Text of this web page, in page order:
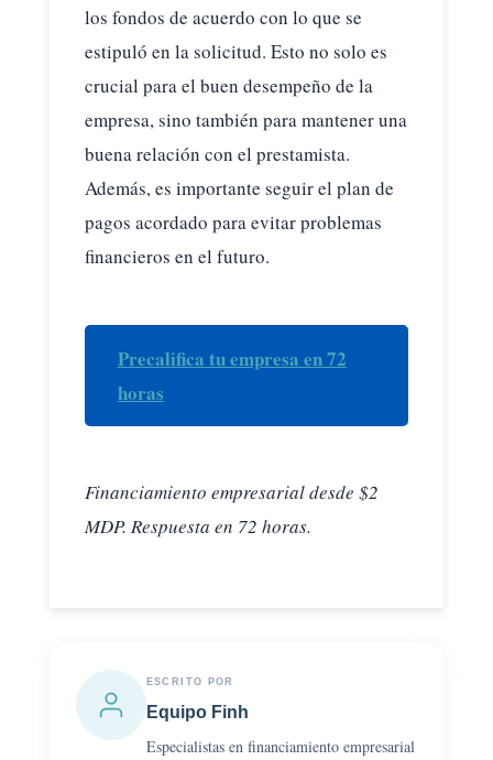
los fondos de acuerdo con lo que se
estipuló en la solicitud. Esto no solo es
crucial para el buen desempeño de la
empresa, sino también para mantener una
buena relación con el prestamista.
Además, es importante seguir el plan de
pagos acordado para evitar problemas
financieros en el futuro.
Precalifica tu empresa en 72
horas
Financiamiento empresarial desde $2
MDP. Respuesta en 72 horas.
ESCRITO POR
Equipo Finh
Especialistas en financiamiento empresarial